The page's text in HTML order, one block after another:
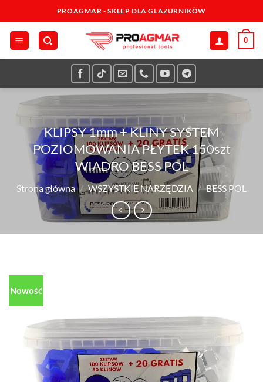
do
zawartości
PROAGMAR - SKLEP DLA GLAZURNIKÒW
0
KLIPSY 1mm + KLINY SYSTEM
POZIOMOWANIA PŁYTEK 150szt
WIADRO BESS POL
Strona główna / WSZYSTKIE NARZĘDZIA / BESS POL
Nowość